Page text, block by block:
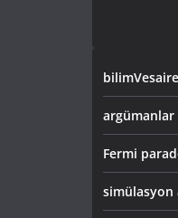
bilimVesaire
Fermi
simülasyon